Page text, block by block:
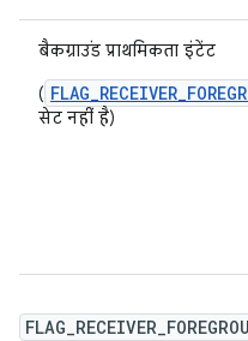
बैकग्राउंड प्राथमिकता इंटेंट
(
सेट नहीं है)